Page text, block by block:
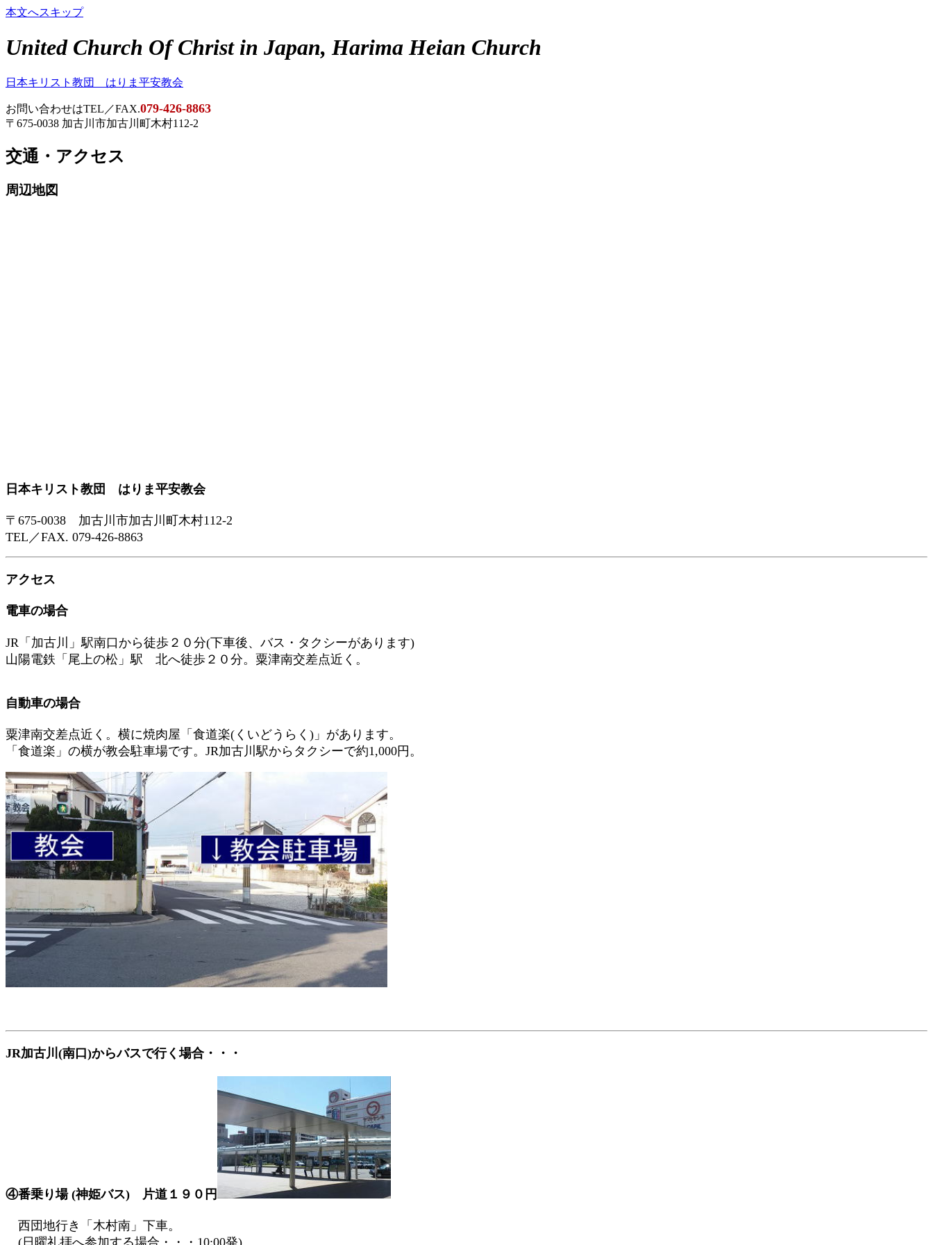
本文へスキップ
United Church Of Christ in Japan, Harima Heian Church
日本キリスト教団 はりま平安教会
お問い合わせはTEL／FAX.079-426-8863
〒675-0038 加古川市加古川町木村112-2
交通・アクセス
周辺地図
日本キリスト教団 はりま平安教会
〒675-0038 加古川市加古川町木村112-2
TEL／FAX. 079-426-8863
アクセス
電車の場合
JR「加古川」駅南口から徒歩２０分(下車後、バス・タクシーがあります)
山陽電鉄「尾上の松」駅 北へ徒歩２０分。粟津南交差点近く。
自動車の場合
粟津南交差点近く。横に焼肉屋「食道楽(くいどうらく)」があります。
「食道楽」の横が教会駐車場です。JR加古川駅からタクシーで約1,000円。
JR加古川(南口)からバスで行く場合・・・
④番乗り場 (神姫バス) 片道１９０円
西団地行き「木村南」下車。